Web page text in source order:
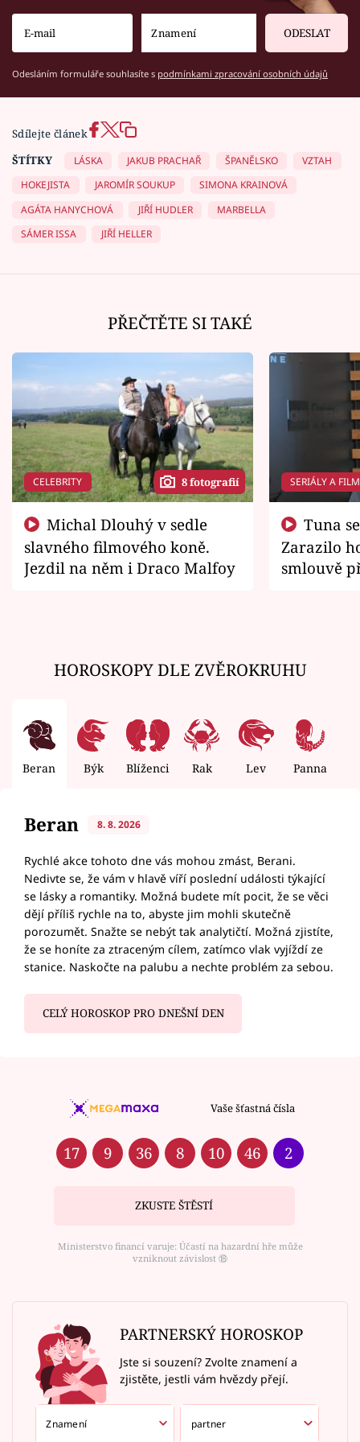
ODESLAT
Odesláním formuláře souhlasíte s podmínkami zpracování osobních údajů
Sdílejte článek
ŠTÍTKY
LÁSKA JAKUB PRACHAŘ ŠPANĚLSKO
VZTAH
HOKEJISTA
JAROMÍR SOUKUP
SIMONA KRAINOVÁ
AGÁTA HANYCHOVÁ
JIŘÍ HUDLER
MARBELLA
SÁMER ISSA
JIŘÍ HELLER
PŘEČTĚTE SI TAKÉ
CELEBRITY 8 fotografií
slavného filmového koně.
Jezdil na něm i Draco Malfoy
SERIÁLY A
Zarazilo
smlouvě
HOROSKOPY DLE ZVĚROKRUHU
Beran Býk Blíženci Rak Lev Panna
Beran 8. 8. 2026
Rychlé akce tohoto dne vás mohou zmást, Berani.
Nedivte se, že vám v hlavě víří poslední události týkající
se lásky a romantiky. Možná budete mít pocit, že se věci
dějí příliš rychle na to, abyste jim mohli skutečně
porozumět. Snažte se nebýt tak analytičtí. Možná zjistíte,
že se honíte za ztraceným cílem, zatímco vlak vyjíždí ze
stanice. Naskočte na palubu a nechte problém za sebou.
CELÝ HOROSKOP PRO DNEŠNÍ DEN
Vaše šťastná čísla
17 9 36 8 10 46 2
ZKUSTE ŠTĚSTÍ
Ministerstvo financí varuje: Účastí na hazardní hře může
vzniknout závislost ⑱
PARTNERSKÝ HOROSKOP
Jste si souzení? Zvolte znamení a
zjistěte, jestli vám hvězdy přejí.